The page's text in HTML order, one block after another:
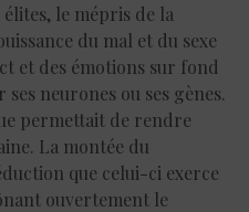
le mépris de la
du mal et du sexe
et des émotions sur fond
neurones ou ses gènes.
permettait de rendre
La montée du
que celui-ci exerce
ouvertement le